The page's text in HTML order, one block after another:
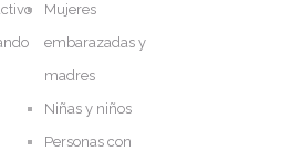
Mujeres
embarazadas y
madres
Niñas y niños
Personas con